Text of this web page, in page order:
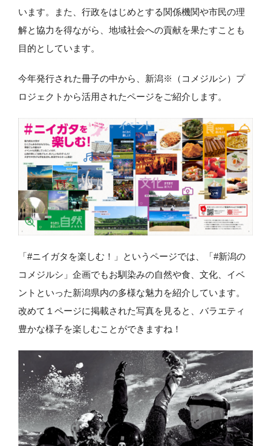
います。また、行政をはじめとする関係機関や市民の理
解と協力を得ながら、地域社会への貢献を果たすことも
目的としています。
今年発行された冊子の中から、新潟※（コメジルシ）プ
ロジェクトから活用されたページをご紹介します。
「#ニイガタを楽しむ！」というページでは、「#新潟の
コメジルシ」企画でもお馴染みの自然や食、文化、イベ
ントといった新潟県内の多様な魅力を紹介しています。
改めて１ページに掲載された写真を見ると、バラエティ
豊かな様子を楽しむことができますね！